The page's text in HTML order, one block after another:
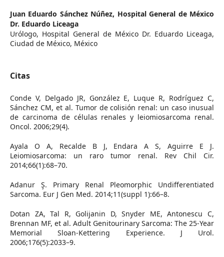
Juan Eduardo Sánchez Núñez, Hospital General de México
Dr. Eduardo Liceaga
Urólogo, Hospital General de México Dr. Eduardo Liceaga,
Ciudad de México, México
Citas
Conde V, Delgado JR, González E, Luque R, Rodríguez C,
Sánchez CM, et al. Tumor de colisión renal: un caso inusual
de carcinoma de células renales y leiomiosarcoma renal.
Oncol. 2006;29(4).
Ayala O A, Recalde B J, Endara A S, Aguirre E J.
Leiomiosarcoma: un raro tumor renal. Rev Chil Cir.
2014;66(1):68–70.
Adanur Ş. Primary Renal Pleomorphic Undifferentiated
Sarcoma. Eur J Gen Med. 2014;11(suppl 1):66–8.
Dotan ZA, Tal R, Golijanin D, Snyder ME, Antonescu C,
Brennan MF, et al. Adult Genitourinary Sarcoma: The 25-Year
Memorial Sloan-Kettering Experience. J Urol.
2006;176(5):2033–9.